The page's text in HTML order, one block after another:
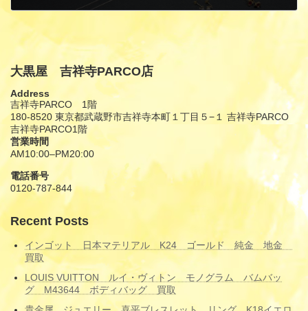
大黒屋 吉祥寺PARCO店
Address
吉祥寺PARCO 1階
180-8520 東京都武蔵野市吉祥寺本町１丁目５−１ 吉祥寺PARCO
吉祥寺PARCO1階
営業時間
AM10:00–PM20:00
電話番号
0120-787-844
Recent Posts
インゴット 日本マテリアル K24 ゴールド 純金 地金
買取
LOUIS VUITTON ルイ・ヴィトン モノグラム バムバッ
グ M43644 ボディバッグ 買取